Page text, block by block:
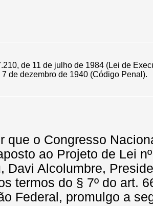
de 11 de julho de 1984 (Lei de
7 de dezembro de 1940 (Código Penal).
que o Congresso
ao Projeto de Lei
Davi Alcolumbre,
termos do § 7º do art.
Federal, promulgo a